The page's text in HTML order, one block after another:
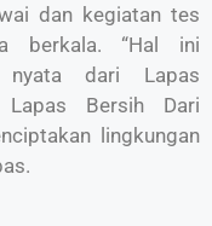
dan kegiatan tes
berkala. “Hal ini
nyata dari Lapas
Lapas Bersih Dari
lingkungan